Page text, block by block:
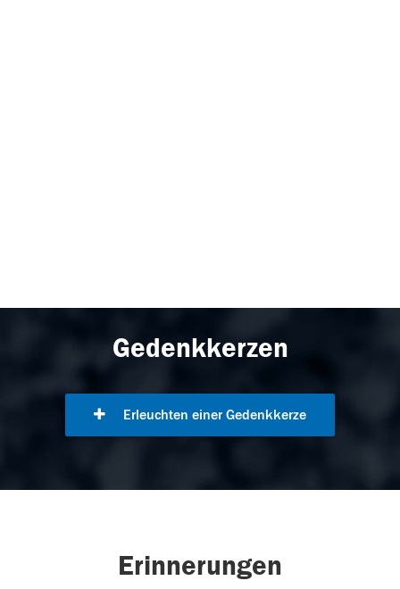
Gedenkkerzen
Erleuchten einer Gedenkkerze
Erinnerungen